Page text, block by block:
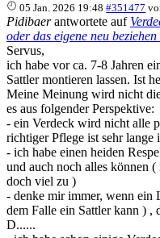
05 Jan. 2026 19:48 #351477
Pidibaerantwortete auf
oder das eigene neu beziehen
Servus,
ich habe vor ca. 7-8 Jahren
Sattler montieren lassen. Ist
Meine Meinung wird nicht
es aus folgender Perspektive:
- ein Verdeck wird nicht alle
richtiger Pflege ist sehr lange
- ich habe einen heiden
und auch noch alles können
doch viel zu )
- denke mir immer, wenn ein
dem Falle ein Sattler kann ) ,
D......